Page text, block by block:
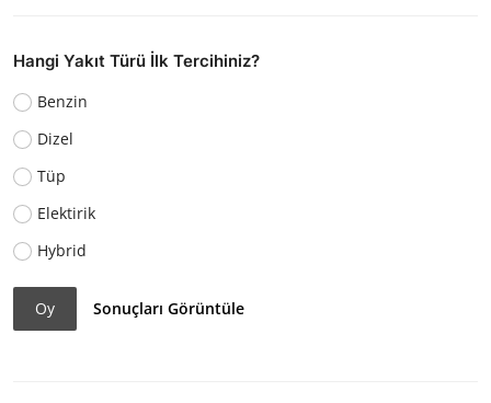
Hangi Yakıt Türü İlk Tercihiniz?
Benzin
Dizel
Tüp
Elektirik
Hybrid
Oy Sonuçları Görüntüle